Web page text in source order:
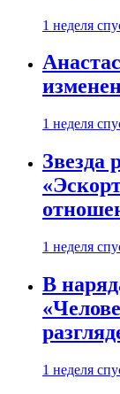
1 неделя
1 неделя
Звезда
1 неделя
В
1 неделя